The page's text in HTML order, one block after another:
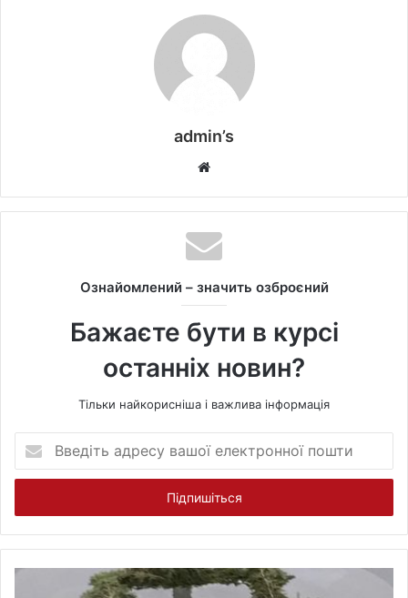
admin’s
b
s
i
e
Ознайомлений – значить озброєний
Бажаєте бути в курсі
останніх новин?
Тільки найкорисніша і важлива інформація
е
і
т